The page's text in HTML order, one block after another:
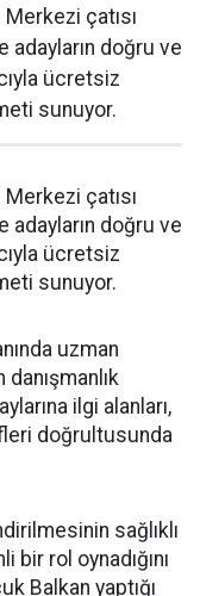
çatısı
adayların doğru ve
ücretsiz
sunuyor.
çatısı
adayların doğru ve
ücretsiz
sunuyor.
uzman
ilgi alanları,
doğrultusunda
sağlıklı
rol oynadığını
Balkan yaptığı